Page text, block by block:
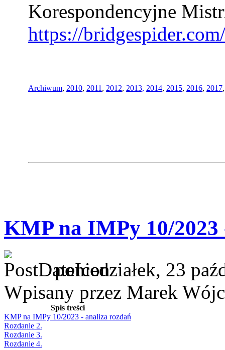
Korespondencyjne
https://
Archiwum, 2010, 2011 , 2012, 2013, 2014, 2015, 2016, 2017
KMP na IMPy 10/2023
poniedziałek, 23
Wpisany przez Marek
Spis treści
KMP na IMPy 10/2023 - analiza rozdań
Rozdanie 2.
Rozdanie 3.
Rozdanie 4.